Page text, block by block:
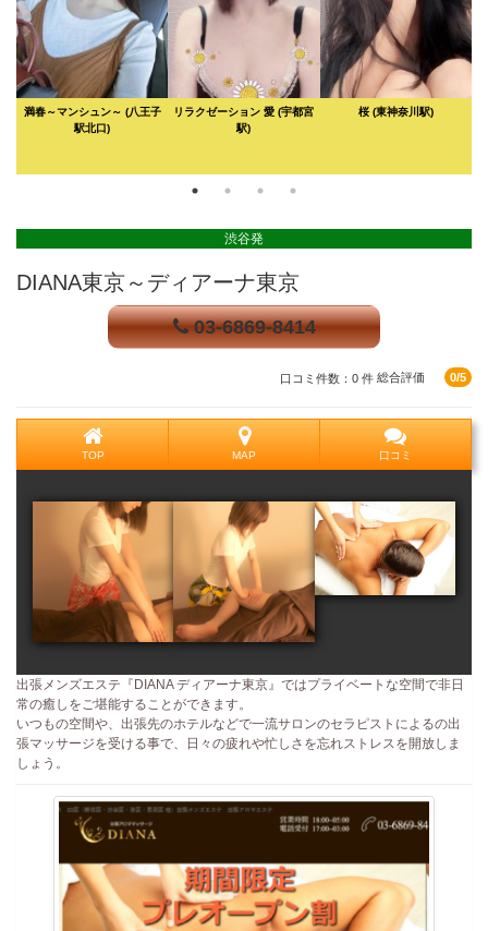
満春～マンシュン～ (八王子
駅北口)
リラクゼーション 愛(宇都宮
駅)
桜 (東神奈川駅)
渋谷発
DIANA東京～ディアーナ東京
03-6869-8414
口コミ件数：0 件 総合評価 0/5
TOP MAP 口コミ
出張メンズエステ『DIANA ディアーナ東京』ではプライベートな空間で非日
常の癒しをご堪能することができます。
いつもの空間や、出張先のホテルなどで一流サロンのセラピストによるの出
張マッサージを受ける事で、日々の疲れや忙しさを忘れストレスを開放しま
しょう。